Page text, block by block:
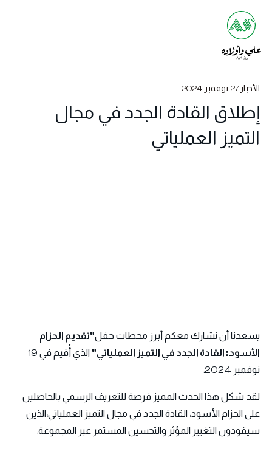
الأخبار 27 نوفمبر 2024
إطلاق القادة الجدد في مجال
التميز العملياتي
يسعدنا أن نشارك معكم أبرز محطات حفل"تقديم الحزام
الأسود: القادة الجدد في التميز العملياتي"
الذي أُقيم في 19
نوفمبر 2024.
لقد شكل هذا الحدث المميز فرصة للتعريف الرسمي بالحاصلين
على الحزام الأسود، القادة الجدد في مجال التميز العملياتي،الذين
سيقودون التغيير المؤثر والتحسين المستمر عبر المجموعة.